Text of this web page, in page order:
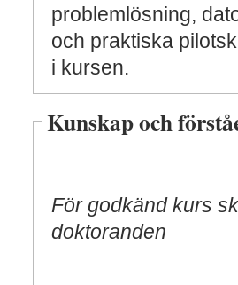
problemlösning,
och praktiska
i kursen.
Kunskap och
För godkänd kurs
doktoranden